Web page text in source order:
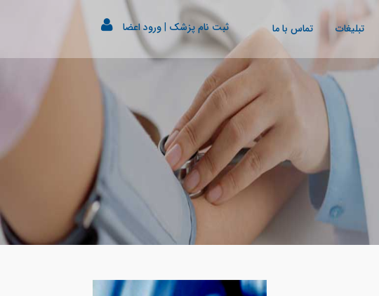
تبلیغات تماس با ما ثبت نام پزشک |ورود اعضا